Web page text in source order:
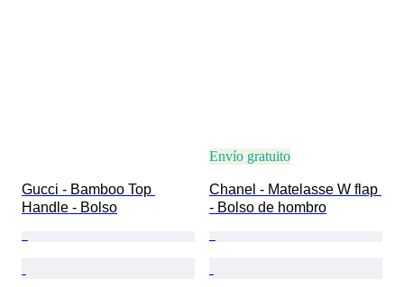
Gucci - Bamboo Top
Handle - Bolso
Envío gratuito
Chanel - Matelasse W flap
- Bolso de hombro